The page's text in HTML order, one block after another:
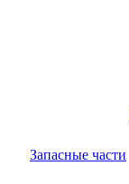
Запасные части